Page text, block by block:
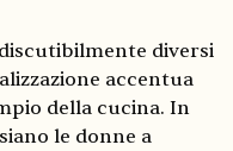
diversi
accentua
della cucina. In
le donne a